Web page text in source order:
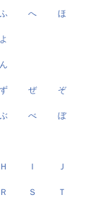
ふ へ ほ
よ
ん
ず ぜ ぞ
ぶ べ ぼ
Ｈ Ｉ Ｊ
Ｒ Ｓ Ｔ